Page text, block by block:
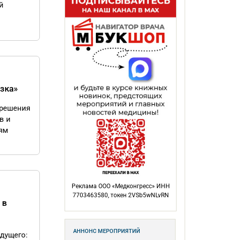
и
Реклама ООО «Медконгресс» ИНН
7703463580, токен 2VSb5wNLvRN
АННОНС МЕРОПРИЯТИЙ